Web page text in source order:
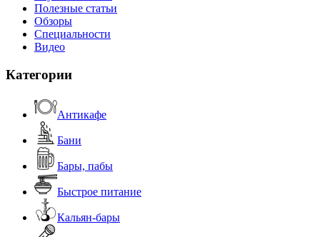
Полезные статьи
Обзоры
Специальности
Видео
Категории
Антикафе
Бани
Бары, пабы
Быстрое питание
Кальян-бары